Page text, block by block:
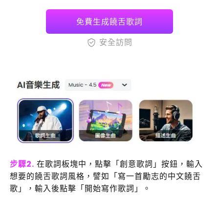
免費生成饒舌歌詞
安全訪問
步驟2. 在歌詞板塊中，點擊「創意歌詞」按鈕，輸入
想要的饒舌歌詞風格，譬如「寫一首勵志的中文饒舌
歌」，輸入後點擊「開始寫作歌詞」。